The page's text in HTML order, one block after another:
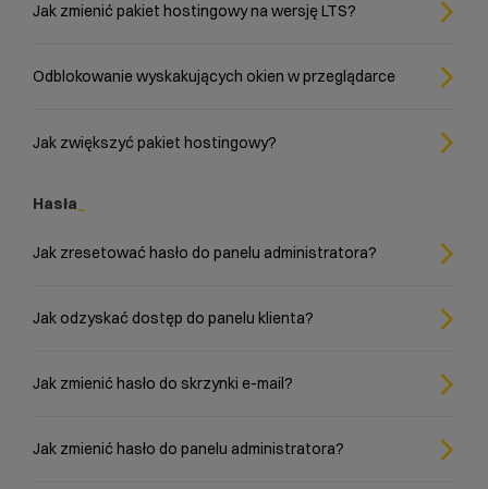
Jak zmienić pakiet hostingowy na wersję LTS?
Odblokowanie wyskakujących okien w przeglądarce
Jak zwiększyć pakiet hostingowy?
Hasła
Jak zresetować hasło do panelu administratora?
Jak odzyskać dostęp do panelu klienta?
Jak zmienić hasło do skrzynki e-mail?
Jak zmienić hasło do panelu administratora?